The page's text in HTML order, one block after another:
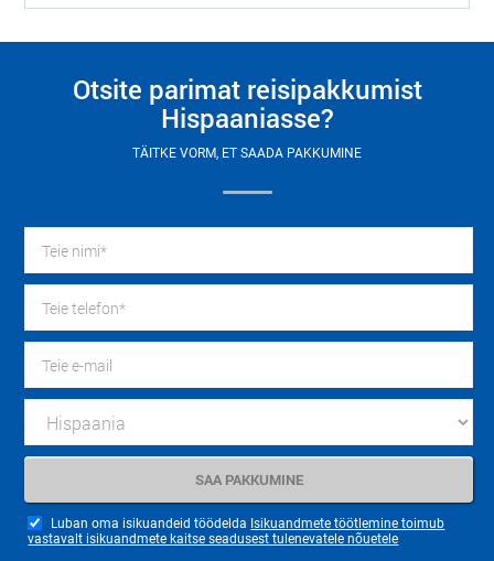
Otsite parimat reisipakkumist
Hispaaniasse?
TÄITKE VORM, ET SAADA PAKKUMINE
Luban oma isikuandeid töödelda Isikuandmete töötlemine toimub
vastavalt isikuandmete kaitse seadusest tulenevatele nõuetele